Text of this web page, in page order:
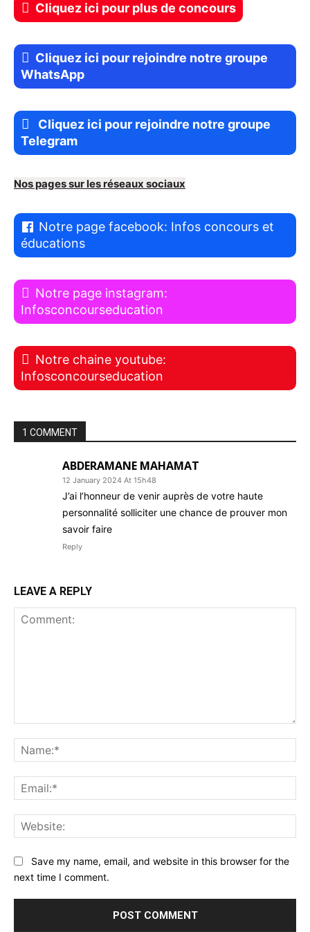
Cliquez ici pour plus de concours
Cliquez ici pour rejoindre notre groupe
WhatsApp
Cliquez ici pour rejoindre notre groupe
Telegram
Nos pages sur les réseaux sociaux
Notre page facebook: Infos concours et
éducations
Notre page instagram:
Infosconcourseducation
Notre chaine youtube:
Infosconcourseducation
1 COMMENT
ABDERAMANE MAHAMAT
12 January 2024 At 15h48
J’ai l’honneur de venir auprès de votre haute
personnalité solliciter une chance de prouver mon
savoir faire
Reply
LEAVE A REPLY
Save my name, email, and website in this browser for the
next time I comment.